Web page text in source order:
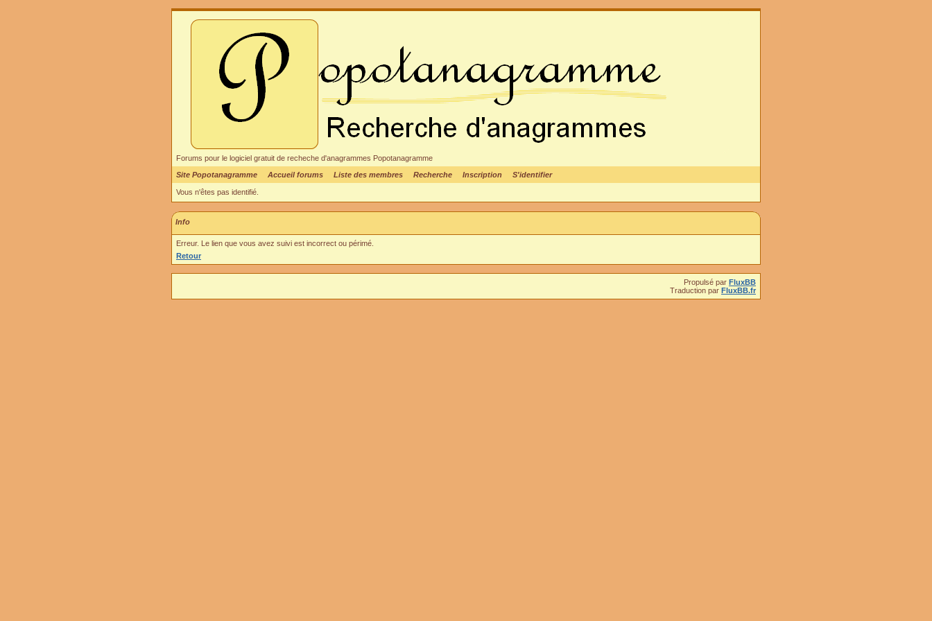
Forums pour le logiciel gratuit de recheche d'anagrammes Popotanagramme
Site Popotanagramme
Accueil forums Liste des membres Recherche Inscription S'identifier
Vous n'êtes pas identifié.
Info
Erreur. Le lien que vous avez suivi est incorrect ou périmé.
Retour
Propulsé par FluxBB
Traduction par FluxBB.fr